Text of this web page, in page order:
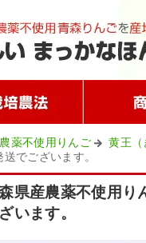
農薬不使用りんご 黄王（
でございます。
県産農薬不使用
います。